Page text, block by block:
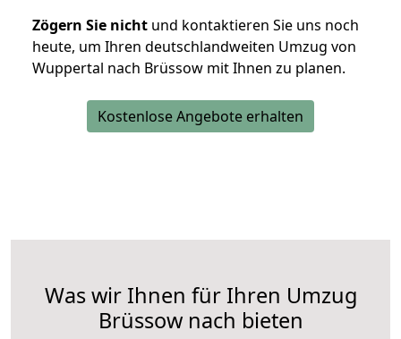
Zögern Sie nicht und kontaktieren Sie uns noch
heute, um Ihren deutschlandweiten Umzug von
Wuppertal nach Brüssow mit Ihnen zu planen.
Kostenlose Angebote erhalten
Was wir Ihnen für Ihren Umzug
Brüssow nach bieten